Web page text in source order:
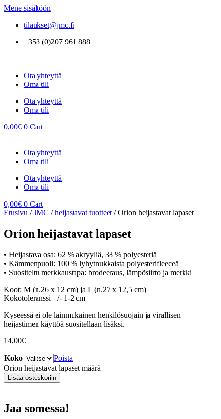
Mene sisältöön
tilaukset@jmc.fi
+358 (0)207 961 888
Ota yhteyttä
Oma tili
Ota yhteyttä
Oma tili
0,00€ 0 Cart
Ota yhteyttä
Oma tili
Ota yhteyttä
Oma tili
0,00€ 0 Cart
Etusivu /JMC /heijastavat tuotteet / Orion heijastavat lapaset
Orion heijastavat lapaset
• Heijastava osa: 62 % akryyliä, 38 % polyesteriä
• Kämmenpuoli: 100 % lyhytnukkaista polyesterifleeceä
• Suositeltu merkkaustapa: brodeeraus, lämpösiirto ja merkki
Koot: M (n.26 x 12 cm) ja L (n.27 x 12,5 cm)
Kokotoleranssi +/- 1-2 cm
Kyseessä ei ole lainmukainen henkilösuojain ja virallisen
heijastimen käyttöä suositellaan lisäksi.
14,00€
Koko
Poista
Orion heijastavat lapaset määrä
Lisää ostoskoriin
Jaa somessa!